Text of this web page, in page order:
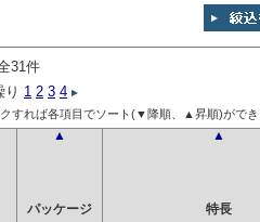
31件
1 2 3 4
すれば各項目でソート(▼降順、▲昇順)がで
▲ ▲
パッケージ 特長